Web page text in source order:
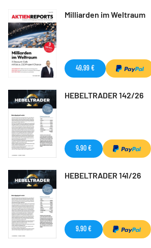
Milliarden im Weltraum
49,99 €
HEBELTRADER 142/26
9,90 €
HEBELTRADER 141/26
9,90 €